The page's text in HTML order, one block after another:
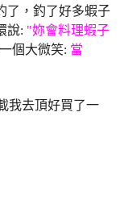
了，釣了好多蝦子
說: "妳會料理蝦子
個大微笑: 當
我去頂好買了一